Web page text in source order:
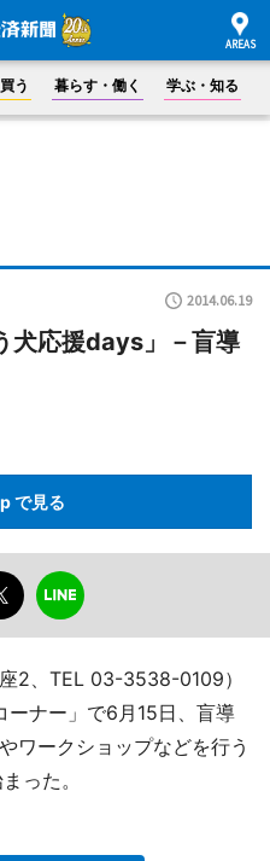
買う 暮らす・働く 学ぶ・知る
2014.06.19
犬応援days」－盲導
で見る
2、TEL 03-3538-0109）
ーナー」で6月15日、盲導
ワークショップなどを行う
った。